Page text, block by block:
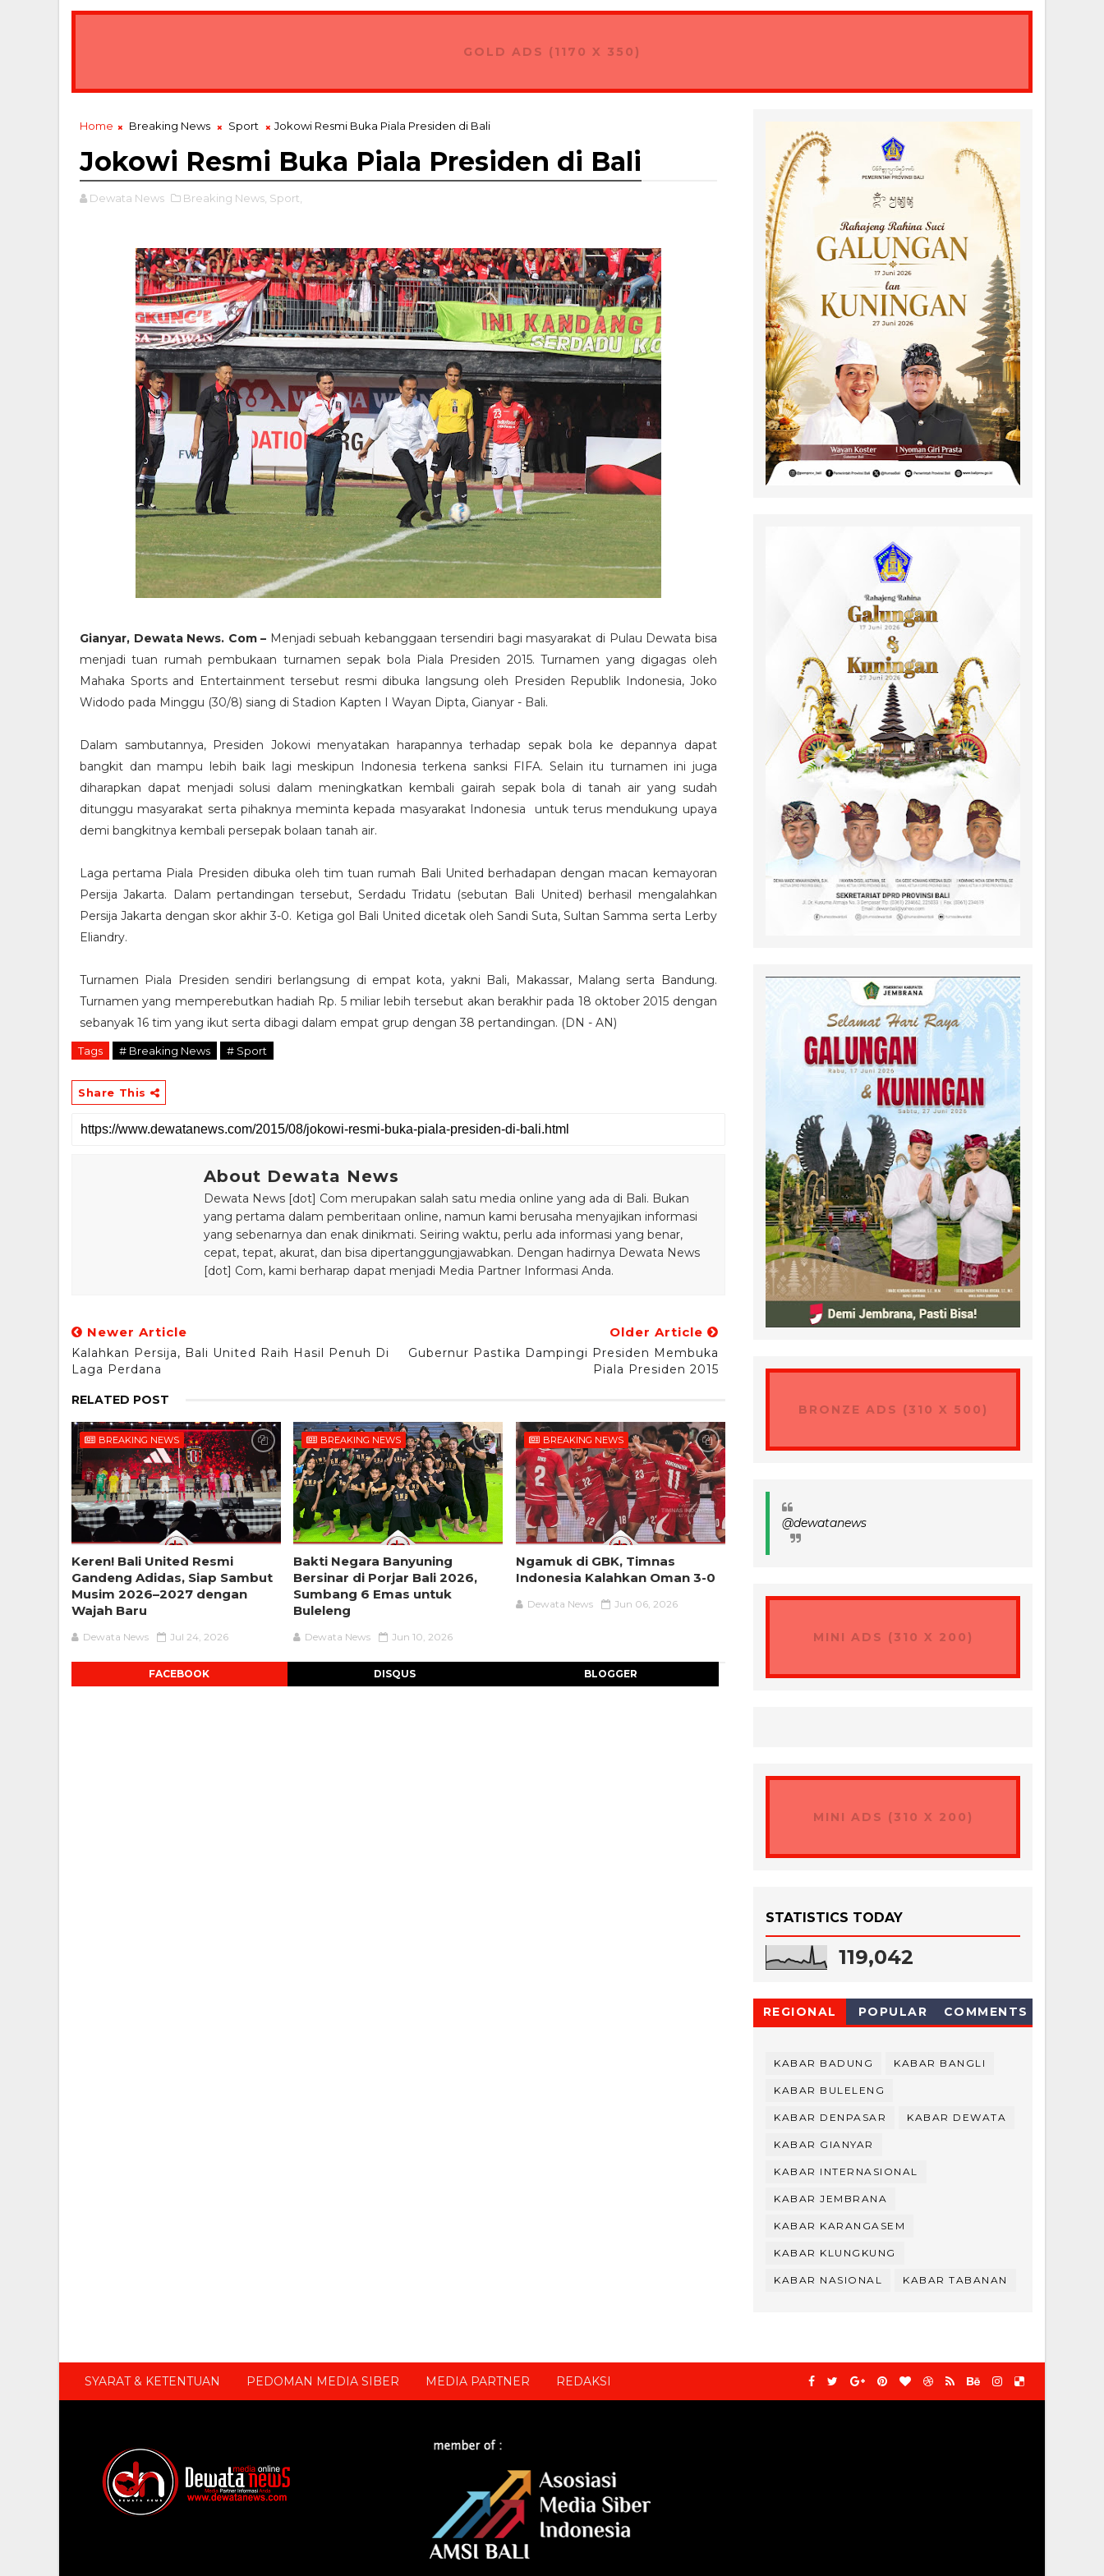
GOLD ADS (1170 X 350)
Home Breaking News Sport Jokowi Resmi Buka Piala Presiden di Bali
Jokowi Resmi Buka Piala Presiden di Bali
Dewata News Breaking News, Sport,
Gianyar, Dewata News. Com – Menjadi sebuah kebanggaan tersendiri bagi masyarakat di Pulau Dewata bisa
menjadi tuan rumah pembukaan turnamen sepak bola Piala Presiden 2015. Turnamen yang digagas oleh
Mahaka Sports and Entertainment tersebut resmi dibuka langsung oleh Presiden Republik Indonesia, Joko
Widodo pada Minggu (30/8) siang di Stadion Kapten I Wayan Dipta, Gianyar - Bali.
Dalam sambutannya, Presiden Jokowi menyatakan harapannya terhadap sepak bola ke depannya dapat
bangkit dan mampu lebih baik lagi meskipun Indonesia terkena sanksi FIFA. Selain itu turnamen ini juga
diharapkan dapat menjadi solusi dalam meningkatkan kembali gairah sepak bola di tanah air yang sudah
ditunggu masyarakat serta pihaknya meminta kepada masyarakat Indonesia untuk terus mendukung upaya
demi bangkitnya kembali persepak bolaan tanah air.
Laga pertama Piala Presiden dibuka oleh tim tuan rumah Bali United berhadapan dengan macan kemayoran
Persija Jakarta. Dalam pertandingan tersebut, Serdadu Tridatu (sebutan Bali United) berhasil mengalahkan
Persija Jakarta dengan skor akhir 3-0. Ketiga gol Bali United dicetak oleh Sandi Suta, Sultan Samma serta Lerby
Eliandry.
Turnamen Piala Presiden sendiri berlangsung di empat kota, yakni Bali, Makassar, Malang serta Bandung.
Turnamen yang memperebutkan hadiah Rp. 5 miliar lebih tersebut akan berakhir pada 18 oktober 2015 dengan
sebanyak 16 tim yang ikut serta dibagi dalam empat grup dengan 38 pertandingan. (DN - AN)
Tags # Breaking News # Sport
Share This
About Dewata News
Dewata News [dot] Com merupakan salah satu media online yang ada di Bali. Bukan
yang pertama dalam pemberitaan online, namun kami berusaha menyajikan informasi
yang sebenarnya dan enak dinikmati. Seiring waktu, perlu ada informasi yang benar,
cepat, tepat, akurat, dan bisa dipertanggungjawabkan. Dengan hadirnya Dewata News
[dot] Com, kami berharap dapat menjadi Media Partner Informasi Anda.
Newer Article
Kalahkan Persija, Bali United Raih Hasil Penuh Di
Laga Perdana
Older Article
Gubernur Pastika Dampingi Presiden Membuka
Piala Presiden 2015
RELATED POST
BREAKING NEWS
Keren! Bali United Resmi
Gandeng Adidas, Siap Sambut
Musim 2026–2027 dengan
Wajah Baru
Dewata News Jul 24, 2026
BREAKING NEWS
Bakti Negara Banyuning
Bersinar di Porjar Bali 2026,
Sumbang 6 Emas untuk
Buleleng
Dewata News Jun 10, 2026
BREAKING NEWS
Ngamuk di GBK, Timnas
Indonesia Kalahkan Oman 3-0
Dewata News Jun 06, 2026
FACEBOOK DISQUS BLOGGER
BRONZE ADS (310 X 500)
@dewatanews
MINI ADS (310 X 200)
MINI ADS (310 X 200)
STATISTICS TODAY
119,042
REGIONAL POPULAR COMMENTS
KABAR BADUNG KABAR BANGLI
KABAR BULELENG
KABAR DENPASAR KABAR DEWATA
KABAR GIANYAR
KABAR INTERNASIONAL
KABAR JEMBRANA
KABAR KARANGASEM
KABAR KLUNGKUNG
KABAR NASIONAL KABAR TABANAN
SYARAT & KETENTUAN PEDOMAN MEDIA SIBER MEDIA PARTNER REDAKSI